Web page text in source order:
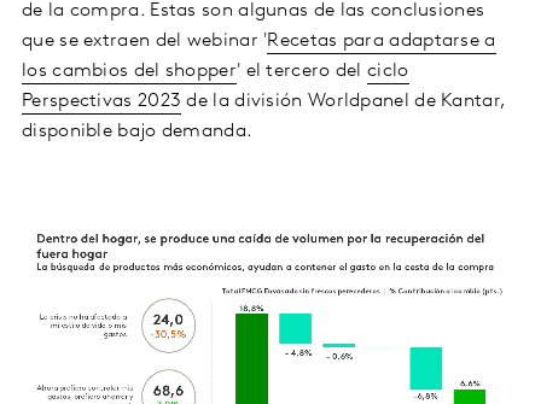
de la compra. Estas son algunas de las conclusiones
que se extraen del webinar 'Recetas para adaptarse a
los cambios del shopper' el tercero delciclo
Perspectivas 2023 de la división Worldpanel de Kantar,
disponible bajo demanda.